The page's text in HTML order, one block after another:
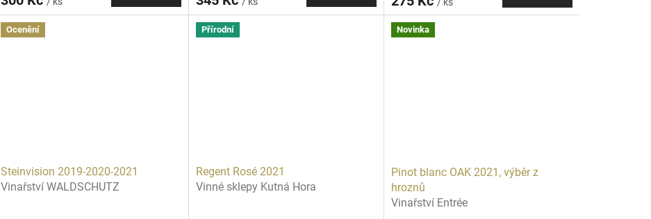
Ocenění
Steinvision 2019-2020-2021
Vinařství WALDSCHUTZ
Přírodní
Regent Rosé 2021
Vinné sklepy Kutná Hora
Novinka
Pinot blanc OAK 2021, výběr z
hroznů
Vinařství Entrée